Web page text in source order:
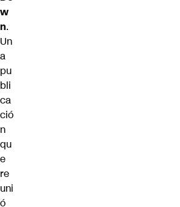
w
n.
Un
a
pu
bli
ca
ció
n
qu
e
re
uni
ó